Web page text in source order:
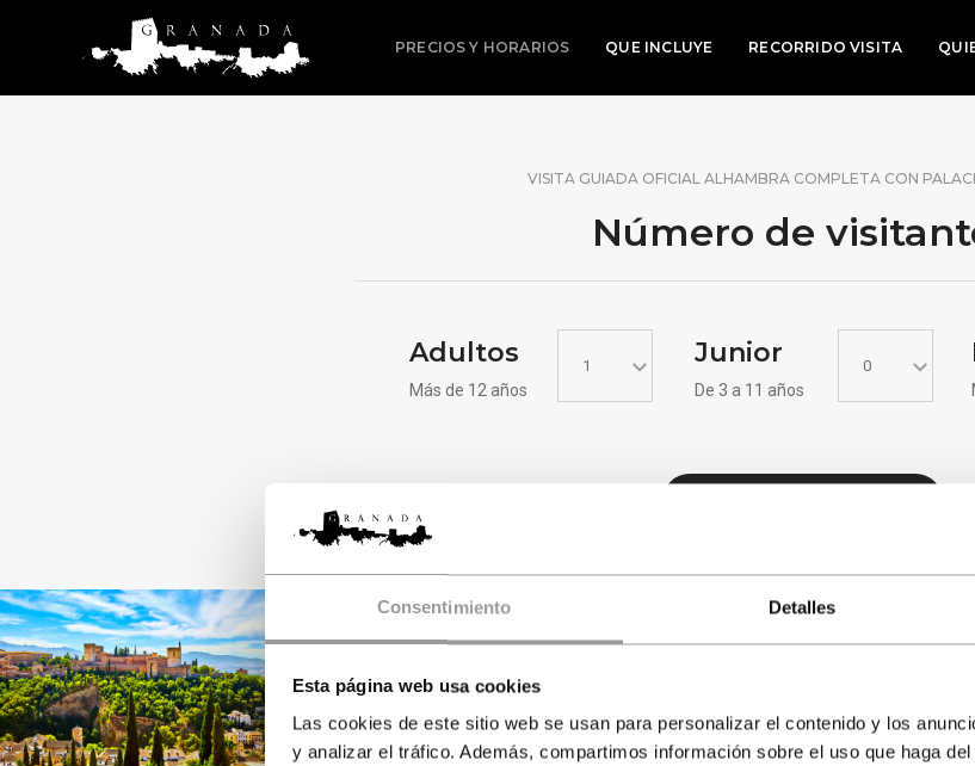
Consentimiento Detalles
Esta página web usa cookies
Las cookies de este sitio web se usan para personalizar el contenido y los
y analizar el tráfico. Además, compartimos información sobre el uso que haga
PRECIOS Y HORARIOS QUE INCLUYE RECORRIDO VISITA
VISITA GUIADA OFICIAL ALHAMBRA COMPLETA CON
Número de
Adultos
Más de 12 años
Junior
De 3 a 11 años